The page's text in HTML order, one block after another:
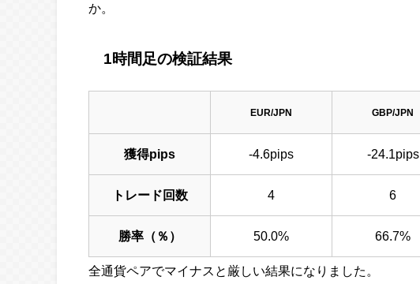
か。
1時間足の検証結果
EUR/JPN GBP/JPN
獲得pips -4.6pips -24.1pips
トレード回数 4 6
勝率（％） 50.0% 66.7%
全通貨ペアでマイナスと厳しい結果になりました。